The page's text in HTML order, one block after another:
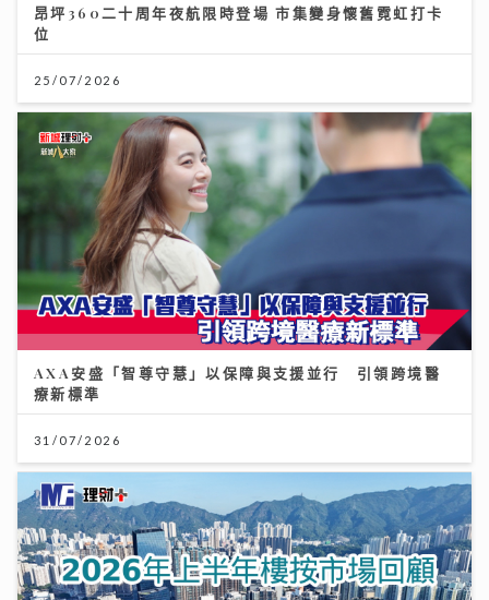
AXA安盛「智尊守慧」以保障與支援並行 引領跨境醫
療新標準
31/07/2026
2026年上半年樓按市場回顧
20/07/2026